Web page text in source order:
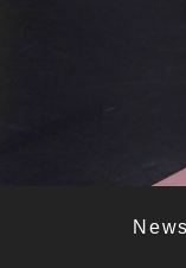
News